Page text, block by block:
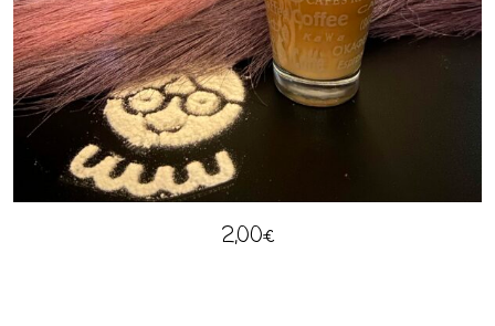
2,00€